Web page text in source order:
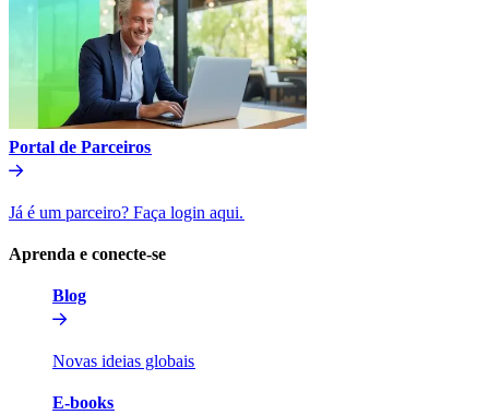
Portal de Parceiros​​
Já é um parceiro? Faça login aqui.​​
Aprenda e conecte-se​​
Blog​​
Novas ideias globais​​
E-books​​